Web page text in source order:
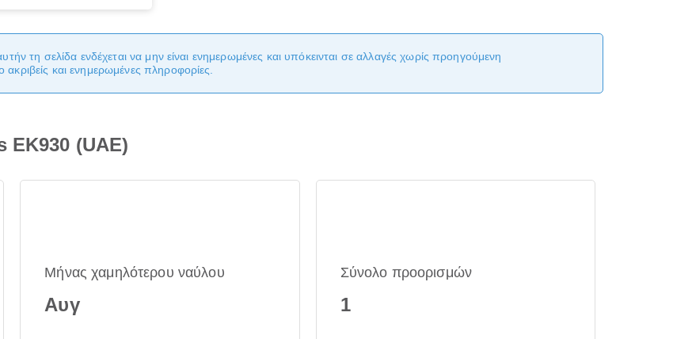
τη σελίδα ενδέχεται να μην είναι ενημερωμένες και υπόκεινται σε αλλαγές χωρίς προηγούμενη
και ενημερωμένες πληροφορίες.
EK930 (UAE)
Μήνας χαμηλότερου ναύλου
Αυγ
Σύνολο προορισμών
1